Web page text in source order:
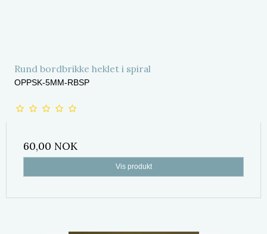
Rund bordbrikke heklet i spiral
OPPSK-5MM-RBSP
60,00 NOK
Vis produkt